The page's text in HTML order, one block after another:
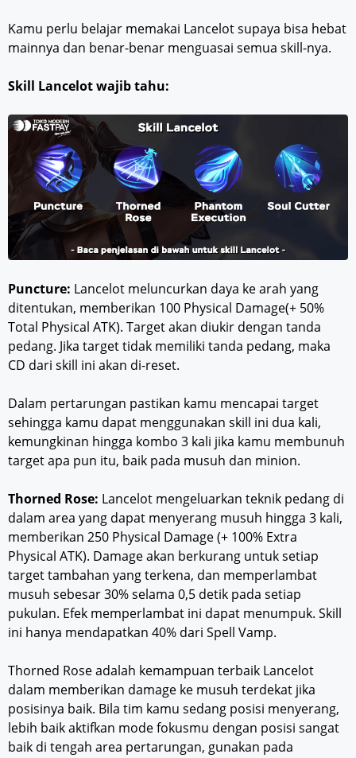
Kamu perlu belajar memakai Lancelot supaya bisa hebat
mainnya dan benar-benar menguasai semua skill-nya.
Skill Lancelot wajib tahu:
Puncture: Lancelot meluncurkan daya ke arah yang
ditentukan, memberikan 100 Physical Damage(+ 50%
Total Physical ATK). Target akan diukir dengan tanda
pedang. Jika target tidak memiliki tanda pedang, maka
CD dari skill ini akan di-reset.
Dalam pertarungan pastikan kamu mencapai target
sehingga kamu dapat menggunakan skill ini dua kali,
kemungkinan hingga kombo 3 kali jika kamu membunuh
target apa pun itu, baik pada musuh dan minion.
Thorned Rose: Lancelot mengeluarkan teknik pedang di
dalam area yang dapat menyerang musuh hingga 3 kali,
memberikan 250 Physical Damage (+ 100% Extra
Physical ATK). Damage akan berkurang untuk setiap
target tambahan yang terkena, dan memperlambat
musuh sebesar 30% selama 0,5 detik pada setiap
pukulan. Efek memperlambat ini dapat menumpuk. Skill
ini hanya mendapatkan 40% dari Spell Vamp.
Thorned Rose adalah kemampuan terbaik Lancelot
dalam memberikan damage ke musuh terdekat jika
posisinya baik. Bila tim kamu sedang posisi menyerang,
lebih baik aktifkan mode fokusmu dengan posisi sangat
baik di tengah area pertarungan, gunakan pada